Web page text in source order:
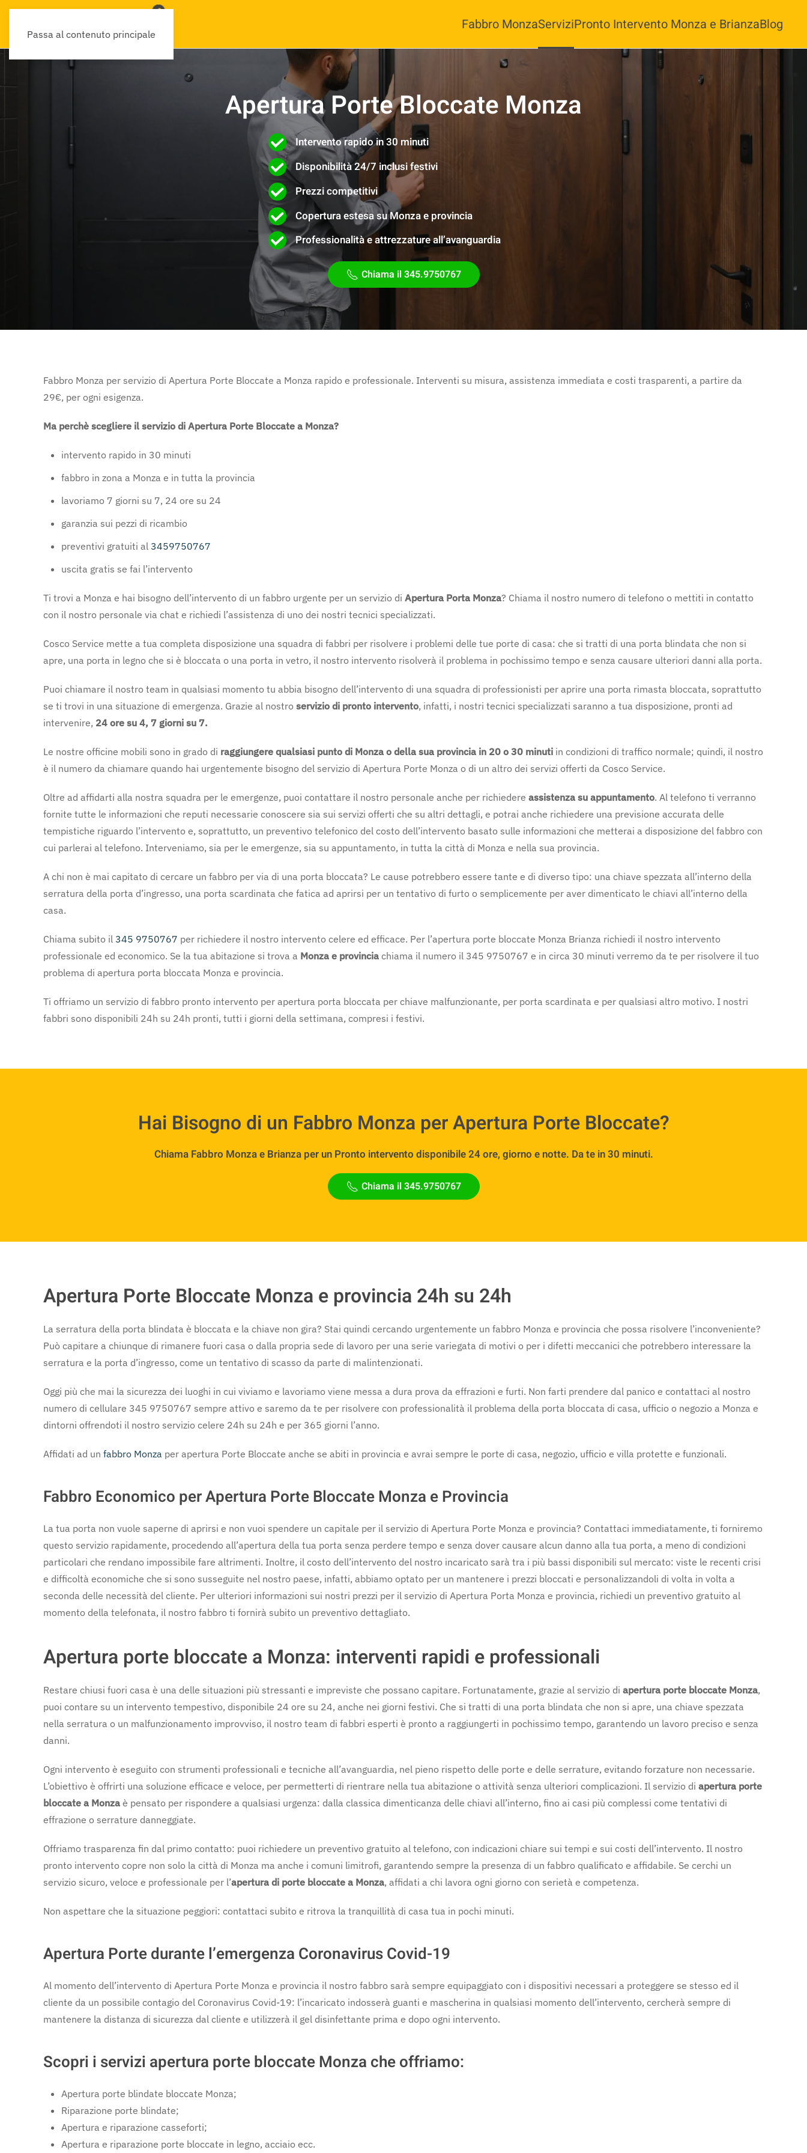
Passa al contenuto principale
Fabbro MonzaServiziPronto Intervento Monza e BrianzaBlog
Apertura Porte Bloccate Monza
Intervento rapido in 30 minuti
Disponibilità 24/7 inclusi festivi
Prezzi competitivi
Copertura estesa su Monza e provincia
Professionalità e attrezzature all’avanguardia
Chiama il 345.9750767
Fabbro Monza per servizio di Apertura Porte Bloccate a Monza rapido e professionale. Interventi su misura, assistenza immediata e costi trasparenti, a partire da
29€, per ogni esigenza.
Ma perchè scegliere il servizio di Apertura Porte Bloccate a Monza?
intervento rapido in 30 minuti
fabbro in zona a Monza e in tutta la provincia
lavoriamo 7 giorni su 7, 24 ore su 24
garanzia sui pezzi di ricambio
preventivi gratuiti al 3459750767
uscita gratis se fai l’intervento
Ti trovi a Monza e hai bisogno dell’intervento di un fabbro urgente per un servizio di Apertura Porta Monza? Chiama il nostro numero di telefono o mettiti in contatto
con il nostro personale via chat e richiedi l’assistenza di uno dei nostri tecnici specializzati.
Cosco Service mette a tua completa disposizione una squadra di fabbri per risolvere i problemi delle tue porte di casa: che si tratti di una porta blindata che non si
apre, una porta in legno che si è bloccata o una porta in vetro, il nostro intervento risolverà il problema in pochissimo tempo e senza causare ulteriori danni alla porta.
Puoi chiamare il nostro team in qualsiasi momento tu abbia bisogno dell’intervento di una squadra di professionisti per aprire una porta rimasta bloccata, soprattutto
se ti trovi in una situazione di emergenza. Grazie al nostro servizio di pronto intervento, infatti, i nostri tecnici specializzati saranno a tua disposizione, pronti ad
intervenire, 24 ore su 4, 7 giorni su 7.
Le nostre officine mobili sono in grado di raggiungere qualsiasi punto di Monza o della sua provincia in 20 o 30 minuti in condizioni di traffico normale; quindi, il nostro
è il numero da chiamare quando hai urgentemente bisogno del servizio di Apertura Porte Monza o di un altro dei servizi offerti da Cosco Service.
Oltre ad affidarti alla nostra squadra per le emergenze, puoi contattare il nostro personale anche per richiedere assistenza su appuntamento. Al telefono ti verranno
fornite tutte le informazioni che reputi necessarie conoscere sia sui servizi offerti che su altri dettagli, e potrai anche richiedere una previsione accurata delle
tempistiche riguardo l’intervento e, soprattutto, un preventivo telefonico del costo dell’intervento basato sulle informazioni che metterai a disposizione del fabbro con
cui parlerai al telefono. Interveniamo, sia per le emergenze, sia su appuntamento, in tutta la città di Monza e nella sua provincia.
A chi non è mai capitato di cercare un fabbro per via di una porta bloccata? Le cause potrebbero essere tante e di diverso tipo: una chiave spezzata all’interno della
serratura della porta d’ingresso, una porta scardinata che fatica ad aprirsi per un tentativo di furto o semplicemente per aver dimenticato le chiavi all’interno della
casa.
Chiama subito il 345 9750767 per richiedere il nostro intervento celere ed efficace. Per l’apertura porte bloccate Monza Brianza richiedi il nostro intervento
professionale ed economico. Se la tua abitazione si trova a Monza e provincia chiama il numero il 345 9750767 e in circa 30 minuti verremo da te per risolvere il tuo
problema di apertura porta bloccata Monza e provincia.
Ti offriamo un servizio di fabbro pronto intervento per apertura porta bloccata per chiave malfunzionante, per porta scardinata e per qualsiasi altro motivo. I nostri
fabbri sono disponibili 24h su 24h pronti, tutti i giorni della settimana, compresi i festivi.
Hai Bisogno di un Fabbro Monza per Apertura Porte Bloccate?
Chiama Fabbro Monza e Brianza per un Pronto intervento disponibile 24 ore, giorno e notte. Da te in 30 minuti.
Chiama il 345.9750767
Apertura Porte Bloccate Monza e provincia 24h su 24h
La serratura della porta blindata è bloccata e la chiave non gira? Stai quindi cercando urgentemente un fabbro Monza e provincia che possa risolvere l’inconveniente?
Può capitare a chiunque di rimanere fuori casa o dalla propria sede di lavoro per una serie variegata di motivi o per i difetti meccanici che potrebbero interessare la
serratura e la porta d’ingresso, come un tentativo di scasso da parte di malintenzionati.
Oggi più che mai la sicurezza dei luoghi in cui viviamo e lavoriamo viene messa a dura prova da effrazioni e furti. Non farti prendere dal panico e contattaci al nostro
numero di cellulare 345 9750767 sempre attivo e saremo da te per risolvere con professionalità il problema della porta bloccata di casa, ufficio o negozio a Monza e
dintorni offrendoti il nostro servizio celere 24h su 24h e per 365 giorni l’anno.
Affidati ad un fabbro Monza per apertura Porte Bloccate anche se abiti in provincia e avrai sempre le porte di casa, negozio, ufficio e villa protette e funzionali.
Fabbro Economico per Apertura Porte Bloccate Monza e Provincia
La tua porta non vuole saperne di aprirsi e non vuoi spendere un capitale per il servizio di Apertura Porte Monza e provincia? Contattaci immediatamente, ti forniremo
questo servizio rapidamente, procedendo all’apertura della tua porta senza perdere tempo e senza dover causare alcun danno alla tua porta, a meno di condizioni
particolari che rendano impossibile fare altrimenti. Inoltre, il costo dell’intervento del nostro incaricato sarà tra i più bassi disponibili sul mercato: viste le recenti crisi
e difficoltà economiche che si sono susseguite nel nostro paese, infatti, abbiamo optato per un mantenere i prezzi bloccati e personalizzandoli di volta in volta a
seconda delle necessità del cliente. Per ulteriori informazioni sui nostri prezzi per il servizio di Apertura Porta Monza e provincia, richiedi un preventivo gratuito al
momento della telefonata, il nostro fabbro ti fornirà subito un preventivo dettagliato.
Apertura porte bloccate a Monza: interventi rapidi e professionali
Restare chiusi fuori casa è una delle situazioni più stressanti e impreviste che possano capitare. Fortunatamente, grazie al servizio di apertura porte bloccate Monza,
puoi contare su un intervento tempestivo, disponibile 24 ore su 24, anche nei giorni festivi. Che si tratti di una porta blindata che non si apre, una chiave spezzata
nella serratura o un malfunzionamento improvviso, il nostro team di fabbri esperti è pronto a raggiungerti in pochissimo tempo, garantendo un lavoro preciso e senza
danni.
Ogni intervento è eseguito con strumenti professionali e tecniche all’avanguardia, nel pieno rispetto delle porte e delle serrature, evitando forzature non necessarie.
L’obiettivo è offrirti una soluzione efficace e veloce, per permetterti di rientrare nella tua abitazione o attività senza ulteriori complicazioni. Il servizio di apertura porte
bloccate a Monza è pensato per rispondere a qualsiasi urgenza: dalla classica dimenticanza delle chiavi all’interno, fino ai casi più complessi come tentativi di
effrazione o serrature danneggiate.
Offriamo trasparenza fin dal primo contatto: puoi richiedere un preventivo gratuito al telefono, con indicazioni chiare sui tempi e sui costi dell’intervento. Il nostro
pronto intervento copre non solo la città di Monza ma anche i comuni limitrofi, garantendo sempre la presenza di un fabbro qualificato e affidabile. Se cerchi un
servizio sicuro, veloce e professionale per l’apertura di porte bloccate a Monza, affidati a chi lavora ogni giorno con serietà e competenza.
Non aspettare che la situazione peggiori: contattaci subito e ritrova la tranquillità di casa tua in pochi minuti.
Apertura Porte durante l’emergenza Coronavirus Covid-19
Al momento dell’intervento di Apertura Porte Monza e provincia il nostro fabbro sarà sempre equipaggiato con i dispositivi necessari a proteggere se stesso ed il
cliente da un possibile contagio del Coronavirus Covid-19: l’incaricato indosserà guanti e mascherina in qualsiasi momento dell’intervento, cercherà sempre di
mantenere la distanza di sicurezza dal cliente e utilizzerà il gel disinfettante prima e dopo ogni intervento.
Scopri i servizi apertura porte bloccate Monza che offriamo:
Apertura porte blindate bloccate Monza;
Riparazione porte blindate;
Apertura e riparazione casseforti;
Apertura e riparazione porte bloccate in legno, acciaio ecc.